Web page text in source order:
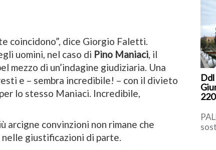
coincidono”, dice Giorgio Faletti.
uomini, nel caso di Pino Maniaci, il
mezzo di un’indagine giudiziaria. Una
e – sembra incredibile! – con il divieto
lo stesso Maniaci. Incredibile,
arcigne convinzioni non rimane che
giustificazioni di parte.
Ddl